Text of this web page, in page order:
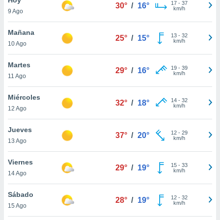
en
más
nuestra
de
cookies
aceptar
9 Ago
30° / 16° 17- 37
km/h
Mañana
10 Ago
25° / 15° 13- 32
km/h
Martes
11 Ago
29° / 16° 19- 39
km/h
Miércoles
12 Ago
32° / 18° 14- 32
km/h
Jueves
13 Ago
37° / 20° 12- 29
km/h
Viernes
14 Ago
29° / 19° 15- 33
km/h
Sábado
15 Ago
28° / 19° 12- 32
km/h